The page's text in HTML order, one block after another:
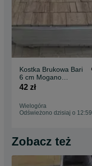
Kostka Brukowa Bari
6 cm Mogano
Promocja Pebia
42 zł
Wielogóra
Odświeżono dzisiaj o 12:59
Zobacz też